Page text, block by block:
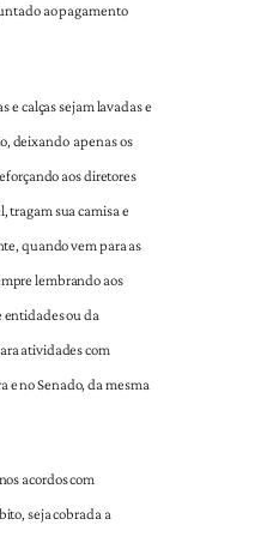
ao pagamento
e calças sejam lavadas e
deixando apenas os
aos diretores
tragam sua camisa e
quando vem para as
lembrando aos
ou da
atividades com
e no Senado, da mesma
nos acordos com
seja cobrada a